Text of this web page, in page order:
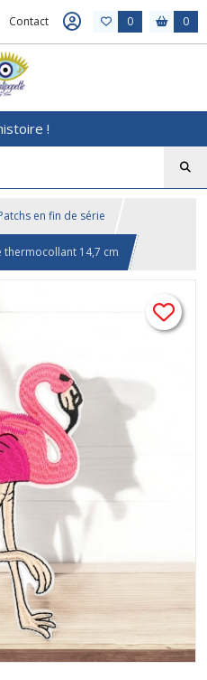
Contact 0 0
!
en fin de série
thermocollant 14,7 cm